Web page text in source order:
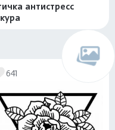
антистресс
641